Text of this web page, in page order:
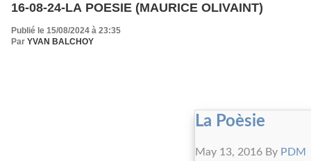
16-08-24-LA POESIE (MAURICE OLIVAINT)
Publié le 15/08/2024 à 23:35
Par YVAN BALCHOY
La Poèsie
May 13, 2016 By PDM